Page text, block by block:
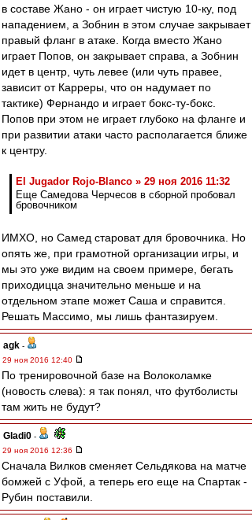
в составе Жано - он играет чистую 10-ку, под
нападением, а Зобнин в этом случае закрывает
правый фланг в атаке. Когда вместо Жано
играет Попов, он закрывает справа, а Зобнин
идет в центр, чуть левее (или чуть правее,
зависит от Карреры, что он надумает по
тактике) Фернандо и играет бокс-ту-бокс.
Попов при этом не играет глубоко на фланге и
при развитии атаки часто располагается ближе
к центру.
El Jugador Rojo-Blanco » 29 ноя 2016 11:32
Еще Самедова Черчесов в сборной пробовал
бровочником
ИМХО, но Самед староват для бровочника. Но
опять же, при грамотной организации игры, и
мы это уже видим на своем примере, бегать
приходицца значительно меньше и на
отдельном этапе может Саша и справится.
Решать Массимо, мы лишь фантазируем.
agk -
29 ноя 2016 12:40
По тренировочной базе на Волоколамке
(новость слева): я так понял, что футболисты
там жить не будут?
Gladi0 -
29 ноя 2016 12:36
Сначала Вилков сменяет Сельдякова на матче
бомжей с Уфой, а теперь его еще на Спартак -
Рубин поставили.